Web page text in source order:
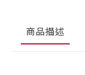
商品描述